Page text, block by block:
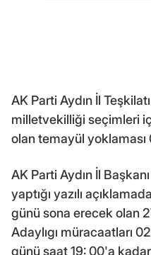
AK Parti Aydın İl
milletvekilliği seçimleri
olan temayül
AK Parti Aydın İl
yaptığı yazılı
günü sona erecek olan
Adaylıgı müracaatları
günü saat 19: 00'a kadar